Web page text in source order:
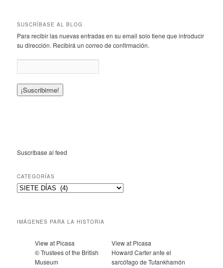
SUSCRÍBASE AL BLOG
Para recibir las nuevas entradas en su email solo tiene que introducir
su dirección. Recibirá un correo de confirmación.
Suscríbase al feed
CATEGORÍAS
IMÁGENES PARA LA HISTORIA
View at Picasa
© Trustees of the British
Museum
View at Picasa
Howard Carter ante el
sarcófago de Tutankhamón